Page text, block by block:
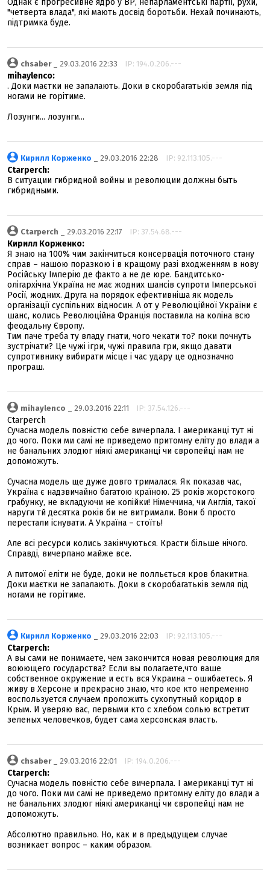
Однак є прогресивне ядро у ВР, непарламентські партії, рухи,
"четверта влада", які мають досвід боротьби. Нехай починають,
підтримка буде.
chsaber_ 29.03.2016 22:33 IP: 194.0.206.---
mihaylenco:
. Доки маєтки не запалають. Доки в скоробагатьків земля під
ногами не горітиме.
Лозунги... лозунги...
Кирилл Корженко _ 29.03.2016 22:28 IP: 92.113.105.---
Ctarperch:
В ситуации гибридной войны и революции должны быть
гибридными.
Ctarperch _ 29.03.2016 22:17 IP: 37.54.68.---
Кирилл Корженко:
Я знаю на 100% чим закінчиться консервація поточного стану
справ – нашою поразкою і в кращому разі входженням в нову
Російську Імперію де факто а не де юре. Бандитсько-
олігархічна Україна не має жодних шансів супроти Імперської
Росії, жодних. Друга на порядок ефективніша як модель
організації суспільних відносин. А от у Революційної України є
шанс, колись Революційна Франція поставила на коліна всю
феодальну Європу.
Тим паче треба ту владу гнати, чого чекати то? поки почнуть
зустрічати? Це чужі ігри, чужі правила гри, якщо давати
супротивнику вибирати місце і час удару це однозначно
програш.
mihaylenco _ 29.03.2016 22:11 IP: 37.54.126.---
Ctarperch
Сучасна модель повністю себе вичерпала. І американці тут ні
до чого. Поки ми самі не приведемо притомну еліту до влади а
не банальних злодюг ніякі американці чи європейці нам не
допоможуть.
Сучасна модель ще дуже довго трималася. Як показав час,
Україна є надзвичайно багатою країною. 25 років жорстокого
грабунку, не вкладуючи не копійки! Німеччина, чи Англія, такої
наруги тй десятка років би не витримали. Вони б просто
перестали існувати. А Україна – стоїть!
Але всі ресурси колись закінчуються. Красти більше нічого.
Справді, вичерпано майже все.
А питомої еліти не буде, доки не полльється кров блакитна.
Доки маєтки не запалають. Доки в скоробагатьків земля під
ногами не горітиме.
Кирилл Корженко _ 29.03.2016 22:03 IP: 92.113.105.---
Ctarperch:
А вы сами не понимаете, чем закончится новая революция для
воюющего государства? Если вы полагаете,что ваше
собственное окружение и есть вся Украина – ошибаетесь. Я
живу в Херсоне и прекрасно знаю, что кое кто непременно
воспользуется случаем проложить сухопутный коридор в
Крым. И уверяю вас, первыми кто с хлебом солью встретит
зеленых человечков, будет сама херсонская власть.
chsaber_ 29.03.2016 22:01 IP: 194.0.206.---
Ctarperch:
Сучасна модель повністю себе вичерпала. І американці тут ні
до чого. Поки ми самі не приведемо притомну еліту до влади а
не банальних злодюг ніякі американці чи європейці нам не
допоможуть.
Абсолютно правильно. Но, как и в предыдущем случае
возникает вопрос – каким образом.